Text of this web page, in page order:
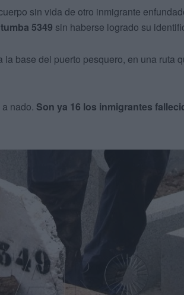
sin vida de otro inmigrante
tumba 5349 sin haberse logrado su
base del puerto pesquero, en una ruta
nado. Son ya 16 los inmigrantes